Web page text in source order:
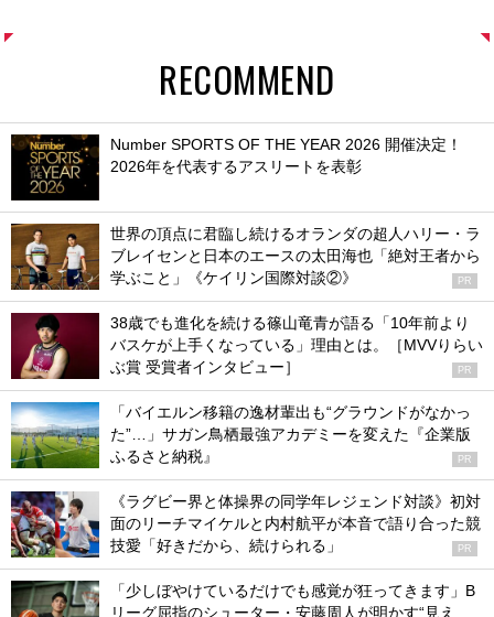
RECOMMEND
Number SPORTS OF THE YEAR 2026 開催決定！
2026年を代表するアスリートを表彰
世界の頂点に君臨し続けるオランダの超人ハリー・ラ
ブレイセンと日本のエースの太田海也「絶対王者から
学ぶこと」《ケイリン国際対談②》
PR
38歳でも進化を続ける篠山竜青が語る「10年前より
バスケが上手くなっている」理由とは。［MVVりらい
ぶ賞 受賞者インタビュー］
PR
「バイエルン移籍の逸材輩出も“グラウンドがなかっ
た”…」サガン鳥栖最強アカデミーを変えた『企業版
ふるさと納税』
PR
《ラグビー界と体操界の同学年レジェンド対談》初対
面のリーチマイケルと内村航平が本音で語り合った競
技愛「好きだから、続けられる」
PR
「少しぼやけているだけでも感覚が狂ってきます」B
リーグ屈指のシューター・安藤周人が明かす“見え